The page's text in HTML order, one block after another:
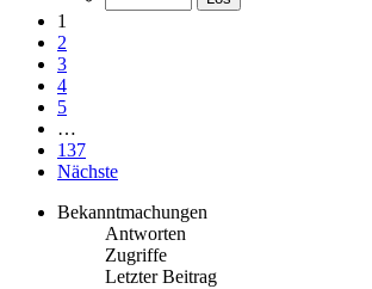
1
2
3
4
5
…
137
Nächste
Bekanntmachungen
Antworten
Zugriffe
Letzter Beitrag